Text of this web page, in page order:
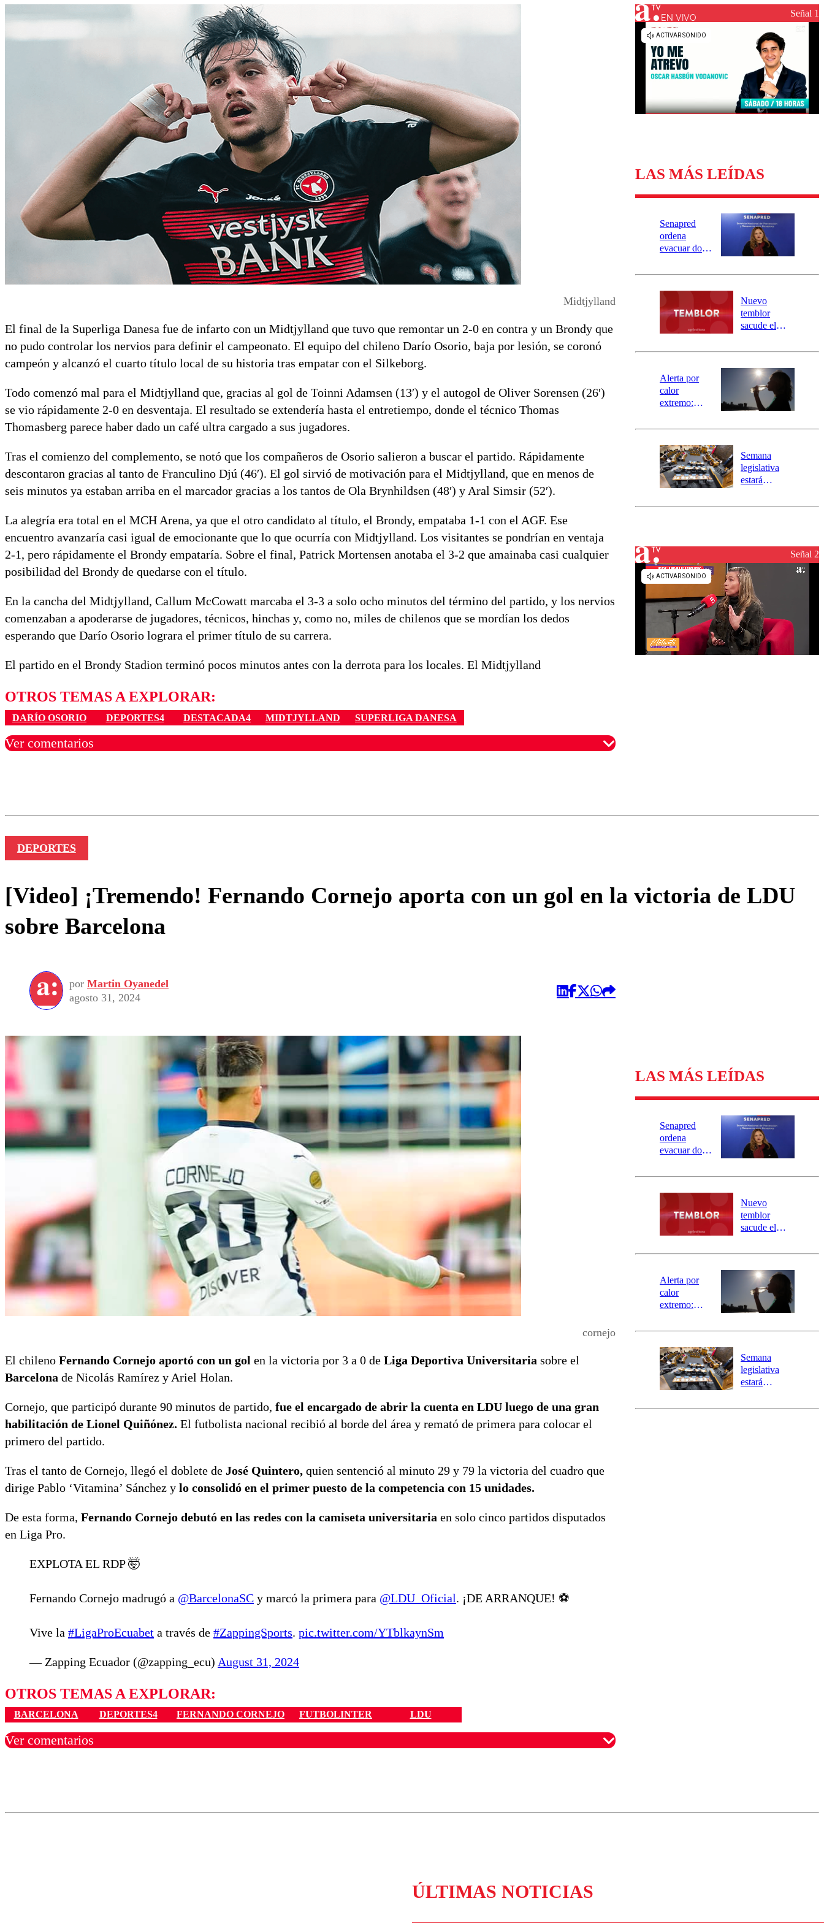
Universidad de Chile
Sustentabilidad
Midtjylland
El final de la Superliga Danesa fue de infarto con un Midtjylland que tuvo que remontar un 2-0 en contra y un Brondy que
no pudo controlar los nervios para definir el campeonato. El equipo del chileno Darío Osorio, baja por lesión, se coronó
campeón y alcanzó el cuarto título local de su historia tras empatar con el Silkeborg.
Todo comenzó mal para el Midtjylland que, gracias al gol de Toinni Adamsen (13′) y el autogol de Oliver Sorensen (26′)
se vio rápidamente 2-0 en desventaja. El resultado se extendería hasta el entretiempo, donde el técnico Thomas
Thomasberg parece haber dado un café ultra cargado a sus jugadores.
Tras el comienzo del complemento, se notó que los compañeros de Osorio salieron a buscar el partido. Rápidamente
descontaron gracias al tanto de Franculino Djú (46′). El gol sirvió de motivación para el Midtjylland, que en menos de
seis minutos ya estaban arriba en el marcador gracias a los tantos de Ola Brynhildsen (48′) y Aral Simsir (52′).
La alegría era total en el MCH Arena, ya que el otro candidato al título, el Brondy, empataba 1-1 con el AGF. Ese
encuentro avanzaría casi igual de emocionante que lo que ocurría con Midtjylland. Los visitantes se pondrían en ventaja
2-1, pero rápidamente el Brondy empataría. Sobre el final, Patrick Mortensen anotaba el 3-2 que amainaba casi cualquier
posibilidad del Brondy de quedarse con el título.
En la cancha del Midtjylland, Callum McCowatt marcaba el 3-3 a solo ocho minutos del término del partido, y los nervios
comenzaban a apoderarse de jugadores, técnicos, hinchas y, como no, miles de chilenos que se mordían los dedos
esperando que Darío Osorio lograra el primer título de su carrera.
El partido en el Brondy Stadion terminó pocos minutos antes con la derrota para los locales. El Midtjylland
OTROS TEMAS A EXPLORAR:
DARÍO OSORIO DEPORTES4 DESTACADA4 MIDTJYLLAND SUPERLIGA DANESA
Ver comentarios
EN VIVO Señal 1
LAS MÁS LEÍDAS
Senapred
ordena
evacuar dos
Carahue por
río Damas:
activa
mensajería
SAE
Nuevo
temblor
sacude el
revisa la
epicentro
Alerta por
calor
extremo:
activa Alerta
Preventiva en
tres comunas
Semana
legislativa
estará
el fin de la
reconstrucciónSeñal 2
DEPORTES
[Video] ¡Tremendo! Fernando Cornejo aporta con un gol en la victoria de LDU
sobre Barcelona
por Martin Oyanedel
agosto 31, 2024
cornejo
El chileno Fernando Cornejo aportó con un gol en la victoria por 3 a 0 de Liga Deportiva Universitaria sobre el
Barcelona de Nicolás Ramírez y Ariel Holan.
Cornejo, que participó durante 90 minutos de partido, fue el encargado de abrir la cuenta en LDU luego de una gran
habilitación de Lionel Quiñónez. El futbolista nacional recibió al borde del área y remató de primera para colocar el
primero del partido.
Tras el tanto de Cornejo, llegó el doblete de José Quintero, quien sentenció al minuto 29 y 79 la victoria del cuadro que
dirige Pablo ‘Vitamina’ Sánchez y lo consolidó en el primer puesto de la competencia con 15 unidades.
De esta forma, Fernando Cornejo debutó en las redes con la camiseta universitaria en solo cinco partidos disputados
en Liga Pro.
EXPLOTA EL RDP 🤯
Fernando Cornejo madrugó a @BarcelonaSC y marcó la primera para @LDU_Oficial. ¡DE ARRANQUE! ⚽️
Vive la #LigaProEcuabet a través de #ZappingSports. pic.twitter.com/YTblkaynSm
— Zapping Ecuador (@zapping_ecu) August 31, 2024
OTROS TEMAS A EXPLORAR:
BARCELONA DEPORTES4 FERNANDO CORNEJO FUTBOLINTER LDU
Ver comentarios
LAS MÁS LEÍDAS
Senapred
ordena
evacuar dos
Carahue por
río Damas:
activa
mensajería
SAE
Nuevo
temblor
sacude el
revisa la
epicentro
Alerta por
calor
extremo:
activa Alerta
Preventiva en
tres comunas
Semana
legislativa
estará
el fin de la
ÚLTIMAS NOTICIAS